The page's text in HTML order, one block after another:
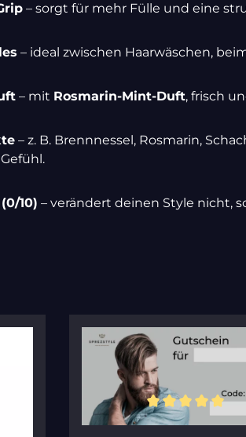
– sorgt für mehr Fülle und eine
– ideal zwischen Haarwäschen,
– mit Rosmarin-Mint-Duft, frisch
– z. B. Brennnessel, Rosmarin,
10) – verändert deinen Style nicht,
Durchschnittliche